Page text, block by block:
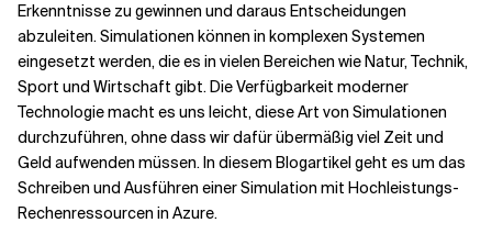
Erkenntnisse zu gewinnen und daraus Entscheidungen
abzuleiten. Simulationen können in komplexen Systemen
eingesetzt werden, die es in vielen Bereichen wie Natur, Technik,
Sport und Wirtschaft gibt. Die Verfügbarkeit moderner
Technologie macht es uns leicht, diese Art von Simulationen
durchzuführen, ohne dass wir dafür übermäßig viel Zeit und
Geld aufwenden müssen. In diesem Blogartikel geht es um das
Schreiben und Ausführen einer Simulation mit Hochleistungs-
Rechenressourcen in Azure.